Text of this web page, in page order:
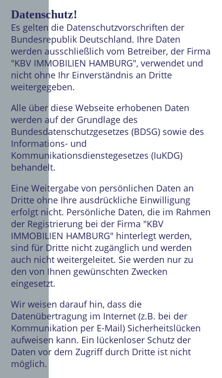
Datenschutz!
Es gelten die Datenschutzvorschriften der
Bundesrepublik Deutschland. Ihre Daten
werden ausschließlich vom Betreiber, der Firma
"KBV IMMOBILIEN HAMBURG", verwendet und
nicht ohne Ihr Einverständnis an Dritte
weitergegeben.
Alle über diese Webseite erhobenen Daten
werden auf der Grundlage des
Bundesdatenschutzgesetzes (BDSG) sowie des
Informations- und
Kommunikationsdienstegesetzes (IuKDG)
behandelt.
Eine Weitergabe von persönlichen Daten an
Dritte ohne Ihre ausdrückliche Einwilligung
erfolgt nicht. Persönliche Daten, die im Rahmen
der Registrierung bei der Firma "KBV
IMMOBILIEN HAMBURG" hinterlegt werden,
sind für Dritte nicht zugänglich und werden
auch nicht weitergeleitet. Sie werden nur zu
den von Ihnen gewünschten Zwecken
eingesetzt.
Wir weisen darauf hin, dass die
Datenübertragung im Internet (z.B. bei der
Kommunikation per E-Mail) Sicherheitslücken
aufweisen kann. Ein lückenloser Schutz der
Daten vor dem Zugriff durch Dritte ist nicht
möglich.